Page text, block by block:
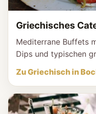
Griechisches
Mediterrane Buffets
Dips und typischen
Zu Griechisch in